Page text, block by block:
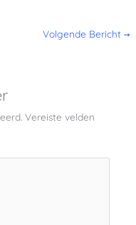
Volgende Bericht →
Vereiste velden